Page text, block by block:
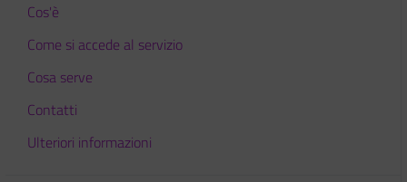
Cos'è
Come si accede al servizio
Cosa serve
Contatti
Ulteriori informazioni